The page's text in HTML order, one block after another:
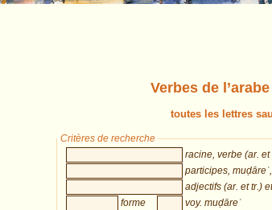
Verbes de
toutes les lettres
Critères de recherche
racine, verbe (ar. et
participes,
adjectifs (ar. et tr.)
forme
voy. muḍāreʿ